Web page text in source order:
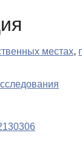
местах,